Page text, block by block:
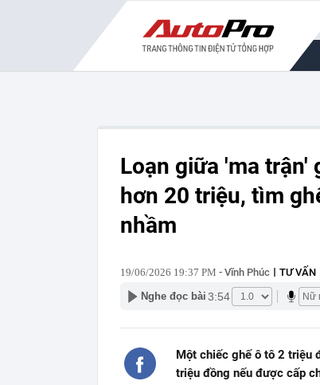
Loạn giữa 'ma trận'
hơn 20 triệu, tìm
nhầm
19/06/2026 19:37 PM - Vĩnh Phúc TƯ VẤN
Nghe đọc bài 3:54
Một chiếc ghế ô tô 2 triệu
triệu đồng nếu được cấp